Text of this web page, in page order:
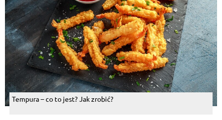
Tempura – co to jest? Jak zrobić?